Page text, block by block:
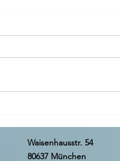
Waisenhausstr. 54
80637 München